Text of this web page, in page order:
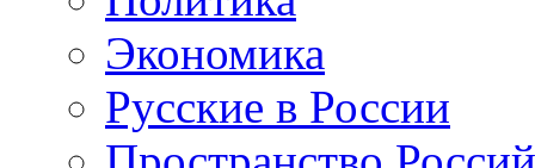
Экономика
Русские в России